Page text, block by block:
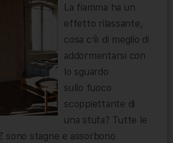
La fiamma ha un
effetto rilassante,
cosa c’è di meglio di
addormentarsi con
lo sguardo
sullo fuoco
scoppiettante di
una stufa? Tutte le
sono stagne e assorbono